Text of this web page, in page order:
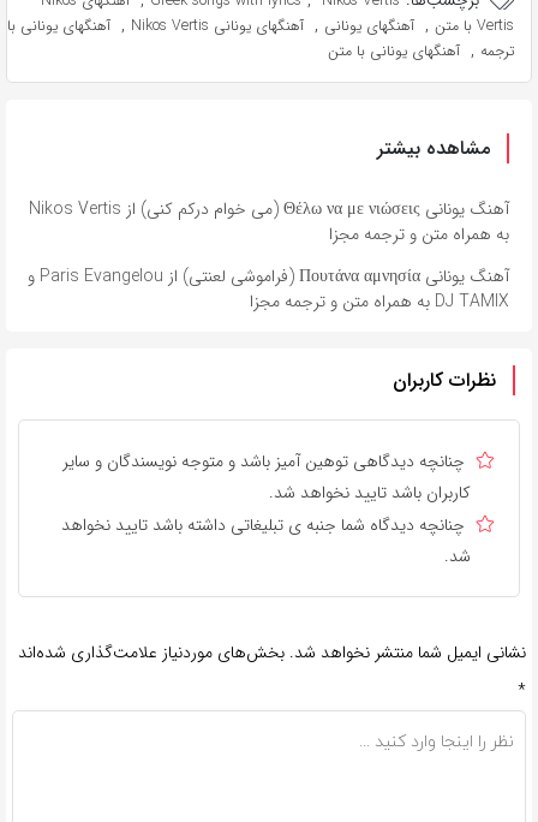
Vertis با متن
, آهنگهای یونانی , آهنگهای یونانی Nikos Vertis , آهنگهای یونانی با
ترجمه , آهنگهای یونانی با متن
مشاهده بیشتر
آهنگ یونانی Θέλω να με νιώσεις (می خوام درکم کنی) از Nikos Vertis
به همراه متن و ترجمه مجزا
آهنگ یونانی Πουτάνα αμνησία (فراموشی لعنتی) از Paris Evangelou و
DJ TAMIX به همراه متن و ترجمه مجزا
نظرات کاربران
چنانچه دیدگاهی توهین آمیز باشد و متوجه نویسندگان و سایر
کاربران باشد تایید نخواهد شد.
چنانچه دیدگاه شما جنبه ی تبلیغاتی داشته باشد تایید نخواهد
شد.
نشانی ایمیل شما منتشر نخواهد شد. بخش‌های موردنیاز علامت‌گذاری شده‌اند
*